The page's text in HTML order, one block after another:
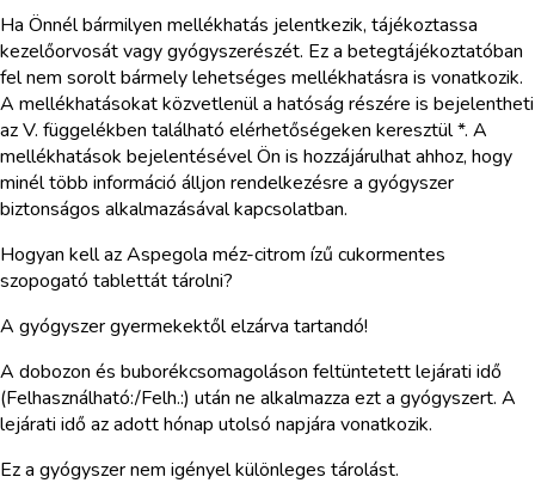
Ha Önnél bármilyen mellékhatás jelentkezik, tájékoztassa
kezelőorvosát vagy gyógyszerészét. Ez a betegtájékoztatóban
fel nem sorolt bármely lehetséges mellékhatásra is vonatkozik.
A mellékhatásokat közvetlenül a hatóság részére is bejelentheti
az V. függelékben található elérhetőségeken keresztül *. A
mellékhatások bejelentésével Ön is hozzájárulhat ahhoz, hogy
minél több információ álljon rendelkezésre a gyógyszer
biztonságos alkalmazásával kapcsolatban.
Hogyan kell az Aspegola méz-citrom ízű cukormentes
szopogató tablettát tárolni?
A gyógyszer gyermekektől elzárva tartandó!
A dobozon és buborékcsomagoláson feltüntetett lejárati idő
(Felhasználható:/Felh.:) után ne alkalmazza ezt a gyógyszert. A
lejárati idő az adott hónap utolsó napjára vonatkozik.
Ez a gyógyszer nem igényel különleges tárolást.